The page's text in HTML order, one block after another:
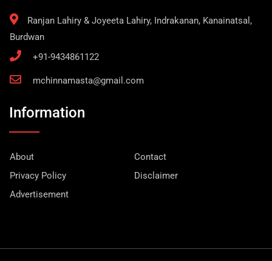
Ranjan Lahiry & Joyeeta Lahiry, Indrakanan, Kanainatsal,
Burdwan
+91-9434861122
mchinnamasta@gmail.com
Information
About
Contact
Privacy Policy
Disclaimer
Advertisement